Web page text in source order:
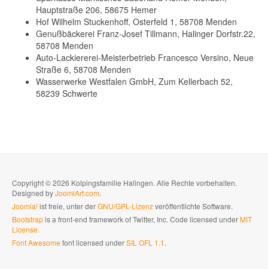
Hauptstraße 206, 58675 Hemer
Hof Wilhelm Stuckenhoff, Osterfeld 1, 58708 Menden
Genußbäckerei Franz-Josef Tillmann, Halinger Dorfstr.22,
58708 Menden
Auto-Lackiererei-Meisterbetrieb Francesco Versino, Neue
Straße 6, 58708 Menden
Wasserwerke Westfalen GmbH, Zum Kellerbach 52,
58239 Schwerte
Copyright © 2026 Kolpingsfamilie Halingen. Alle Rechte vorbehalten.
Designed byJoomlArt.com.
Joomla!ist freie, unter derGNU/GPL-Lizenzveröffentlichte Software.
Bootstrapis a front-end framework of Twitter, Inc. Code licensed underMIT
License.
Font Awesomefont licensed underSIL OFL 1.1.